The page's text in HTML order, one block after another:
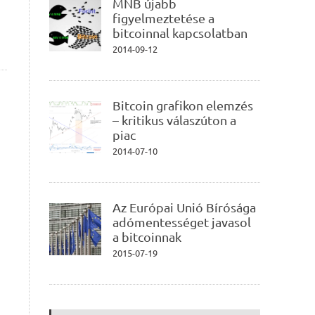
MNB újabb
figyelmeztetése a
bitcoinnal kapcsolatban
2014-09-12
Bitcoin grafikon elemzés
– kritikus válaszúton a
piac
2014-07-10
Az Európai Unió Bírósága
adómentességet javasol
a bitcoinnak
2015-07-19